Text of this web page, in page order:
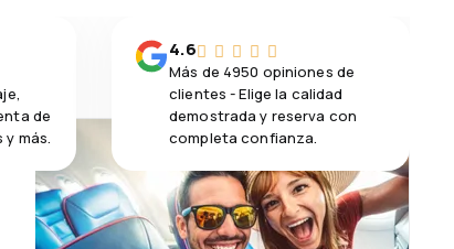
de
más.
4.6
Más de 4950 opiniones de
clientes - Elige la calidad
demostrada y reserva con
completa confianza.